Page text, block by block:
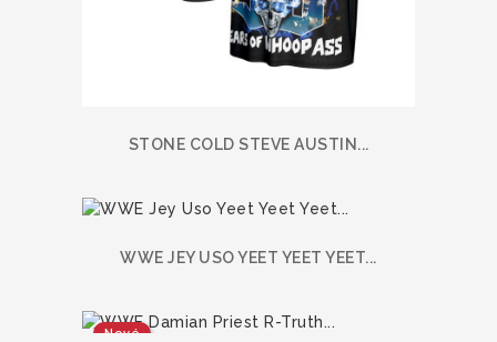
STONE COLD STEVE AUSTIN...
WWE JEY USO YEET YEET YEET...
Nové